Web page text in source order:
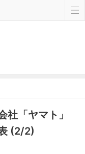
「ヤマト」
(2/2)